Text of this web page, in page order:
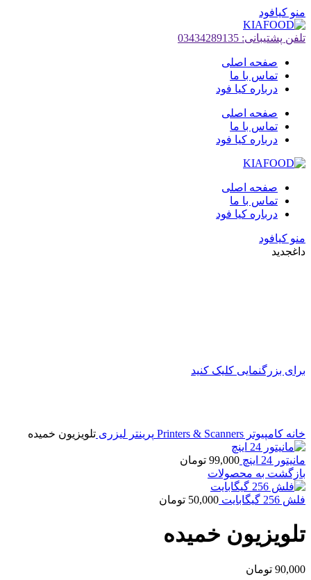
منو کیافود
تلفن پشتیبانی: 03434289135
صفحه اصلی
تماس با ما
درباره کیا فود
صفحه اصلی
تماس با ما
درباره کیا فود
صفحه اصلی
تماس با ما
درباره کیا فود
منو کیافود
داغجدید
برای بزرگنمایی کلیک کنید
خانه کامپیوتر Printers & Scanners پرینتر لیزری تلویزیون خمیده
مانیتور 24 اینچ 99,000 تومان
بازگشت به محصولات
فلش 256 گیگابایت 50,000 تومان
تلویزیون خمیده
90,000 تومان